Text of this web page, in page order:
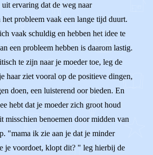
ervaring dat de weg naar
probleem vaak een lange tijd duurt.
vaak schuldig en hebben het idee te
een probleem hebben is daarom lastig.
te zijn naar je moeder toe, leg de
haar ziet vooral op de positieve dingen,
doen, een luisterend oor bieden. En
hebt dat je moeder zich groot houd
misschien benoemen door midden van
"mama ik zie aan je dat je minder
je voordoet, klopt dit? " leg hierbij de